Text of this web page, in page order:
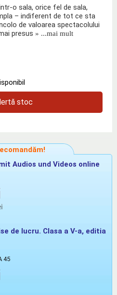
o sala, orice fel de sala,
– indiferent de tot ce sta
de valoarea spectacolului
presus » ...mai mult
stoc
Audios und Videos online
de lucru. Clasa a V-a, editia
45